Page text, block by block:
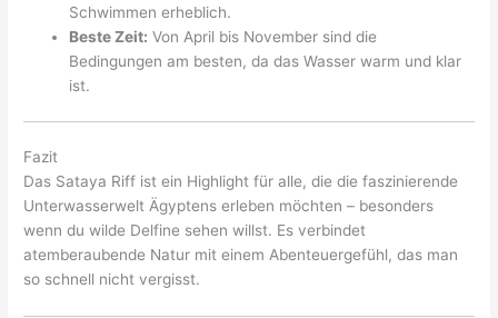
Schwimmen erheblich.
Beste Zeit: Von April bis November sind die
Bedingungen am besten, da das Wasser warm und klar
ist.
Fazit
Das Sataya Riff ist ein Highlight für alle, die die faszinierende
Unterwasserwelt Ägyptens erleben möchten – besonders
wenn du wilde Delfine sehen willst. Es verbindet
atemberaubende Natur mit einem Abenteuergefühl, das man
so schnell nicht vergisst.